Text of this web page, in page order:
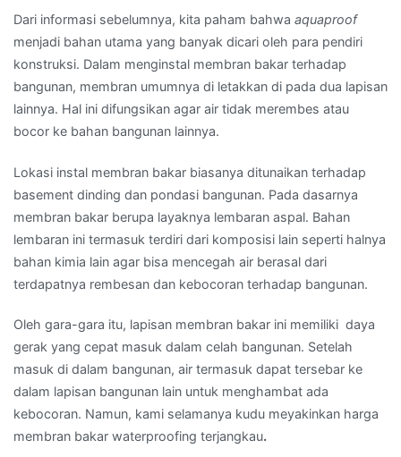
Dari informasi sebelumnya, kita paham bahwa aquaproof
menjadi bahan utama yang banyak dicari oleh para pendiri
konstruksi. Dalam menginstal membran bakar terhadap
bangunan, membran umumnya di letakkan di pada dua lapisan
lainnya. Hal ini difungsikan agar air tidak merembes atau
bocor ke bahan bangunan lainnya.
Lokasi instal membran bakar biasanya ditunaikan terhadap
basement dinding dan pondasi bangunan. Pada dasarnya
membran bakar berupa layaknya lembaran aspal. Bahan
lembaran ini termasuk terdiri dari komposisi lain seperti halnya
bahan kimia lain agar bisa mencegah air berasal dari
terdapatnya rembesan dan kebocoran terhadap bangunan.
Oleh gara-gara itu, lapisan membran bakar ini memiliki daya
gerak yang cepat masuk dalam celah bangunan. Setelah
masuk di dalam bangunan, air termasuk dapat tersebar ke
dalam lapisan bangunan lain untuk menghambat ada
kebocoran. Namun, kami selamanya kudu meyakinkan harga
membran bakar waterproofing terjangkau.